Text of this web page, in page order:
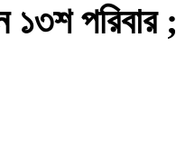
১৩শ